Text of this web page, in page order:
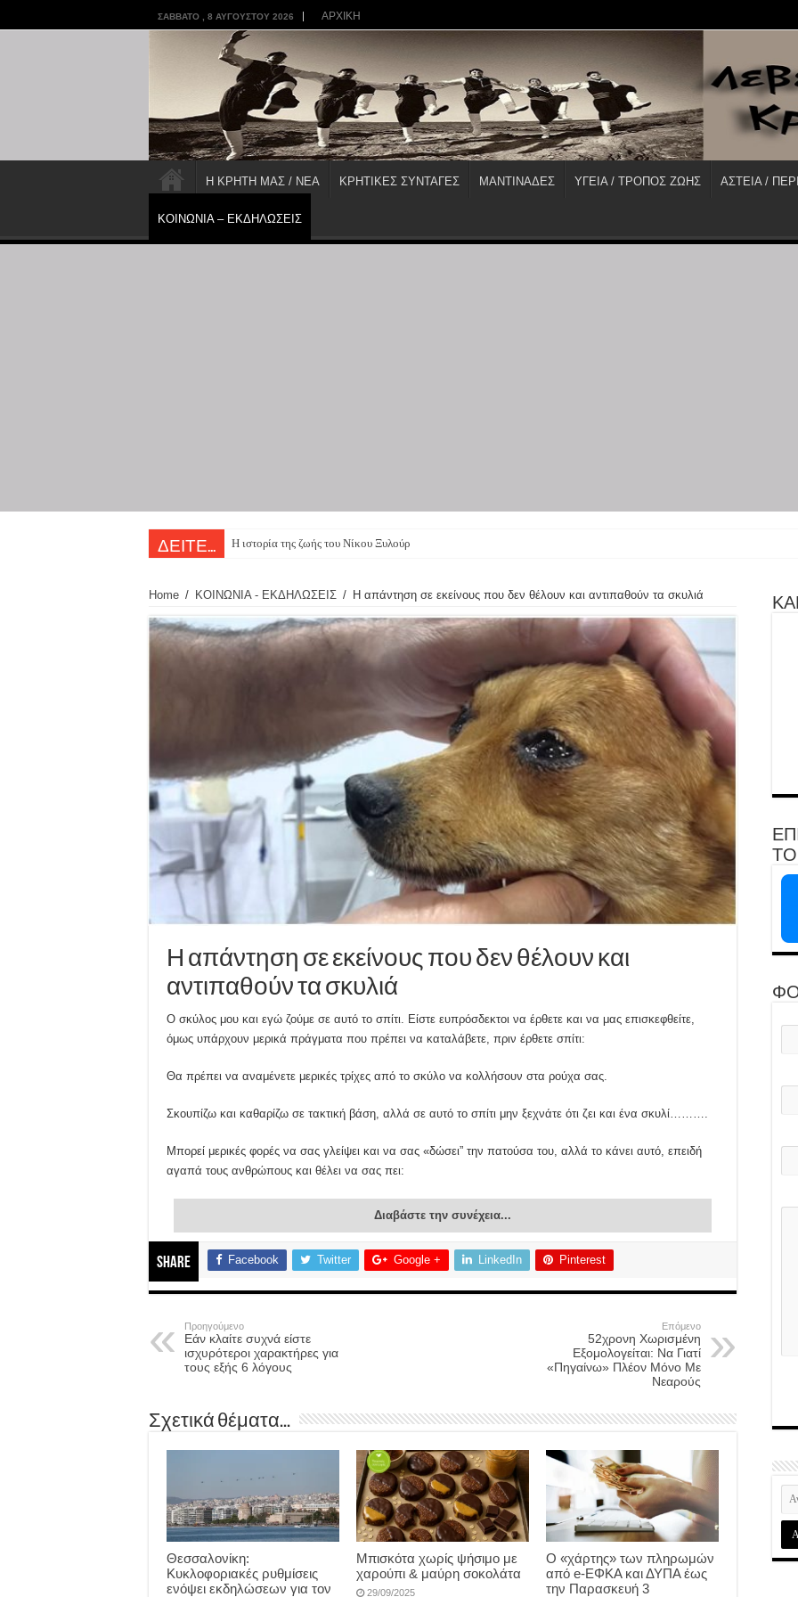
ΣΆΒΒΑΤΟ , 8 ΑΥΓΟΎΣΤΟΥ 2026 ΑΡΧΙΚΗ
Η ΚΡΗΤΗ ΜΑΣ / ΝΕΑ ΚΡΗΤΙΚΕΣ ΣΥΝΤΑΓΕΣ ΜΑΝΤΙΝΑΔΕΣ ΥΓΕΙΑ / ΤΡΟΠΟΣ ΖΩΗΣ ΑΣΤΕΙΑ /
ΚΟΙΝΩΝΙΑ – ΕΚΔΗΛΩΣΕΙΣ
ΔΕΙΤΕ... Η ιστορία της ζωής του Νίκου Ξυλούρη γίνεται θεατρικ
Home / ΚΟΙΝΩΝΙΑ - ΕΚΔΗΛΩΣΕΙΣ / Η απάντηση σε εκείνους που δεν θέλουν και αντιπαθούν τα σκυλιά
Η απάντηση σε εκείνους που δεν θέλουν και
αντιπαθούν τα σκυλιά
Ο σκύλος μου και εγώ ζούμε σε αυτό το σπίτι. Είστε ευπρόσδεκτοι να έρθετε και να μας επισκεφθείτε,
όμως υπάρχουν μερικά πράγματα που πρέπει να καταλάβετε, πριν έρθετε σπίτι:
Θα πρέπει να αναμένετε μερικές τρίχες από το σκύλο να κολλήσουν στα ρούχα σας.
Σκουπίζω και καθαρίζω σε τακτική βάση, αλλά σε αυτό το σπίτι μην ξεχνάτε ότι ζει και ένα σκυλί……….
Μπορεί μερικές φορές να σας γλείψει και να σας «δώσει” την πατούσα του, αλλά το κάνει αυτό, επειδή
αγαπά τους ανθρώπους και θέλει να σας πει:
Διαβάστε την συνέχεια...
Share Facebook Twitter Google + LinkedIn Pinterest
Προηγούμενο
Eάν κλαίτε συχνά είστε
ισχυρότεροι χαρακτήρες για
τους εξής 6 λόγους
Επόμενο
52χρονη Χωρισμένη
Εξομολογείται: Να Γιατί
«Πηγαίνω» Πλέον Μόνο Με
Νεαρούς
Σχετικά θέματα...
Θεσσαλονίκη:
Κυκλοφοριακές ρυθμίσεις
ενόψει εκδηλώσεων για τον
Μπισκότα χωρίς ψήσιμο με
χαρούπι & μαύρη σοκολάτα
29/09/2025
Ο «χάρτης» των πληρωμών
από e-ΕΦΚΑ και ΔΥΠΑ έως
την Παρασκευή 3
ΤΟ